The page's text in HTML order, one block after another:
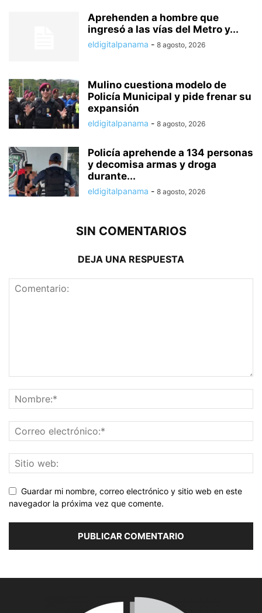
Aprehenden a hombre que
ingresó a las vías del Metro y...
eldigitalpanama - 8 agosto, 2026
Mulino cuestiona modelo de
Policía Municipal y pide frenar su
expansión
eldigitalpanama - 8 agosto, 2026
Policía aprehende a 134 personas
y decomisa armas y droga
durante...
eldigitalpanama - 8 agosto, 2026
SIN COMENTARIOS
DEJA UNA RESPUESTA
Guardar mi nombre, correo electrónico y sitio web en este
navegador la próxima vez que comente.